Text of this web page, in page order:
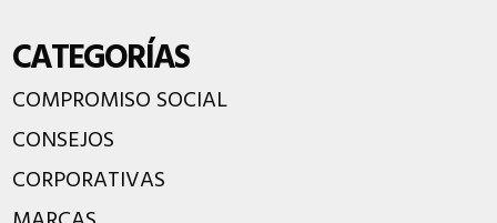
CATEGORÍAS
COMPROMISO SOCIAL
CONSEJOS
CORPORATIVAS